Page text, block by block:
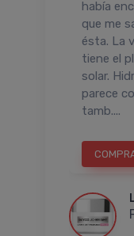
había
que me
ésta. La
tiene el
solar.
parece
tamb....